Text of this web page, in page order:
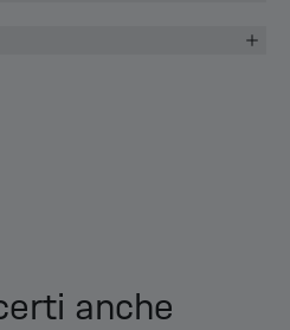
anche